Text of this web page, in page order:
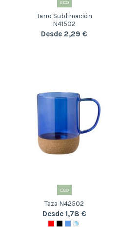
ECO
Tarro Sublimación
N41502
Desde 2,29 €
ECO
Taza N42502
Desde 1,78 €